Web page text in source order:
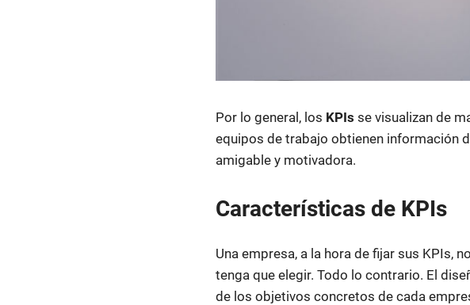
Por lo general, los KPIs se visualizan de
equipos de trabajo obtienen información
amigable y motivadora.
Características de KPIs
Una empresa, a la hora de fijar sus KPIs,
tenga que elegir. Todo lo contrario. El
de los objetivos concretos de cada